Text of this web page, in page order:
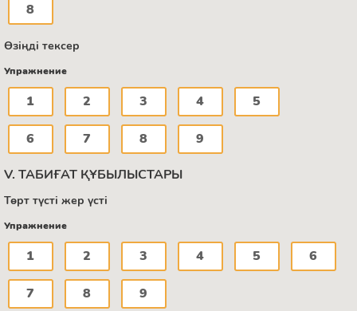
8
Өзіңді тексер
Упражнение
1 2 3 4 5
6 7 8 9
V. ТАБИҒАТ ҚҰБЫЛЫСТАРЫ
Төрт түсті жер үсті
Упражнение
1 2 3 4 5 6
7 8 9